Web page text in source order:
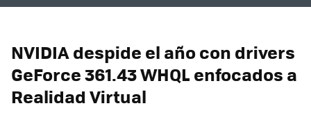
NVIDIA despide el año con drivers
GeForce 361.43 WHQL enfocados a
Realidad Virtual